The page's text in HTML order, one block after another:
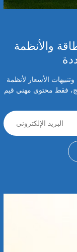
والأنظمة
الأسعار لأنظمة
فقط محتوى مهني قيم